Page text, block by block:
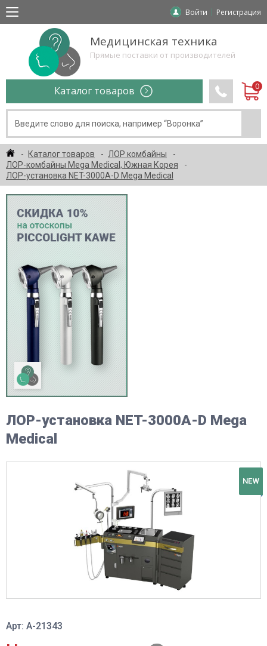
Войти Регистрация
Медицинская техника
Прямые поставки от производителей
Каталог товаров
Каталог товаров
ЛОР комбайны
ЛОР-комбайны Mega Medical, Южная Корея
ЛОР-установка NET-3000A-D Mega Medical
ЛОР-установка NET-3000A-D Mega
Medical
NEW
Арт: A-21343